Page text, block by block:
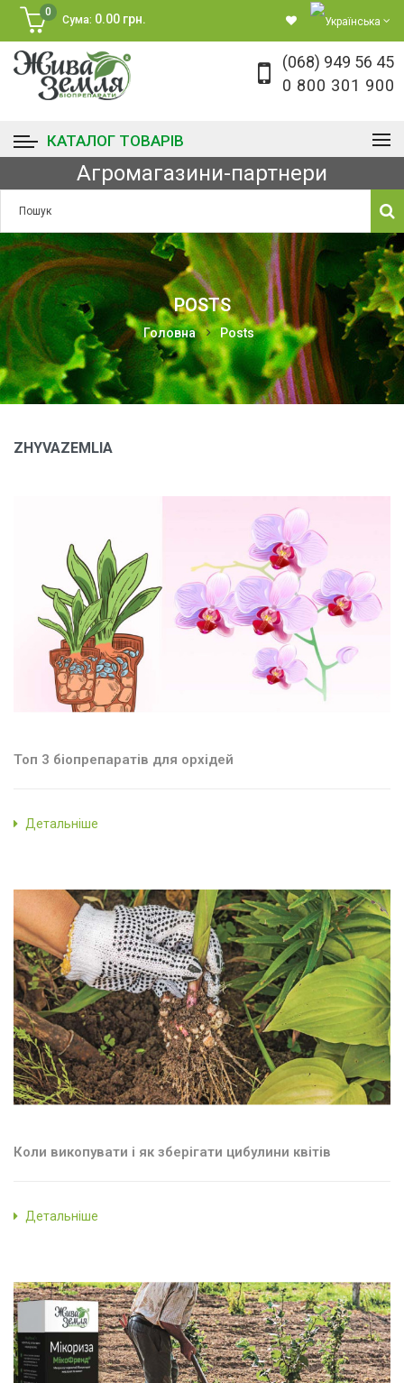
0
Сума: 0.00 грн.
(068) 949 56 45
0 800 301 900
КАТАЛОГ ТОВАРІВ
Агромагазини-партнери
POSTS
Головна Posts
ZHYVAZEMLIA
Топ 3 біопрепаратів для орхідей
Детальніше
Коли викопувати і як зберігати цибулини квітів
Детальніше